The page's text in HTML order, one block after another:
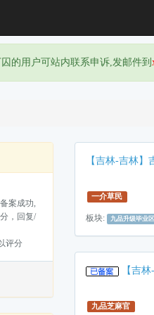
的用户可站内联系申诉,发邮件到
案成功,
，回复/
评分
【吉林-吉林
一介草民
板块: 九品升级毕业
【吉
九品芝麻官